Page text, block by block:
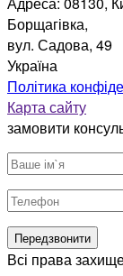
Борщагівка,
вул. Садова, 49
Україна
Політика
Карта сайту
замовити
Всі права